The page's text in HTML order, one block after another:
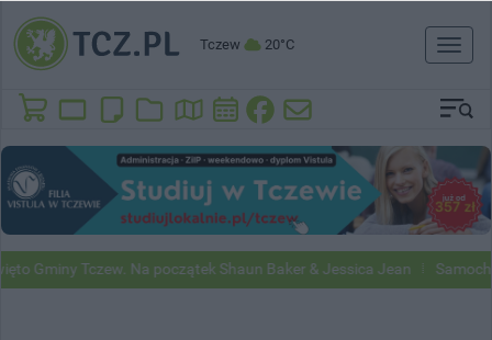
Tczew 20°C
Toggle
Tczew. Na początek Shaun Baker & Jessica Jean Samochody